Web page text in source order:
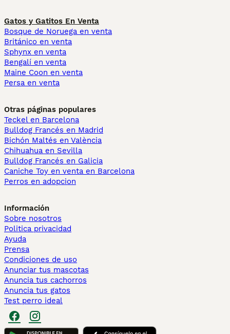
Gatos y Gatitos En Venta
Bosque de Noruega en venta
Británico en venta
Sphynx en venta
Bengalí en venta
Maine Coon en venta
Persa en venta
Otras páginas populares
Teckel en Barcelona
Bulldog Francés en Madrid
Bichón Maltés en València
Chihuahua en Sevilla
Bulldog Francés en Galicia
Caniche Toy en venta en Barcelona
Perros en adopcion
Información
Sobre nosotros
Politica privacidad
Ayuda
Prensa
Condiciones de uso
Anunciar tus mascotas
Anuncia tus cachorros
Anuncia tus gatos
Test perro ideal